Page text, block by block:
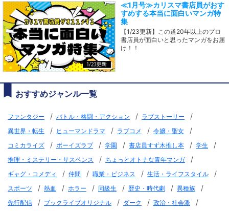
≪1月号≫カリスマ書店員がおす
すめする本当に面白いマンガ特
集
【1/23更新】この道20年以上のプロ
書店員が面白いと思ったマンガをお届
け！！
おすすめジャンル一覧
ファンタジー / バトル・格闘・アクション / ラブストーリー /
異世界・転生 / ヒューマンドラマ / ラブコメ / 令嬢・聖女 /
コミカライズ / ボーイズラブ / 学園 / 書店員すず木推し本 / 学生 /
推理・ミステリー・サスペンス / ちょっとオトナな青年マンガ /
ギャグ・コメディ / 仲間 / 職業・ビジネス / 生活・ライフスタイル /
スポーツ / 熱血 / ホラー / 同級生 / 歴史・時代劇 / 異種族 /
先行配信 / ブックライブオリジナル / ダーク / 政治・社会派 /